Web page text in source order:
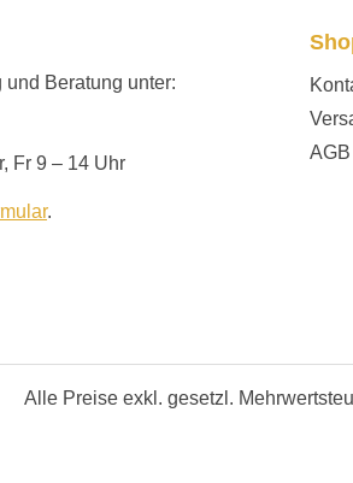
Beratung unter:
Fr 9 – 14 Uhr
.
AGB
Alle Preise exkl. gesetzl.